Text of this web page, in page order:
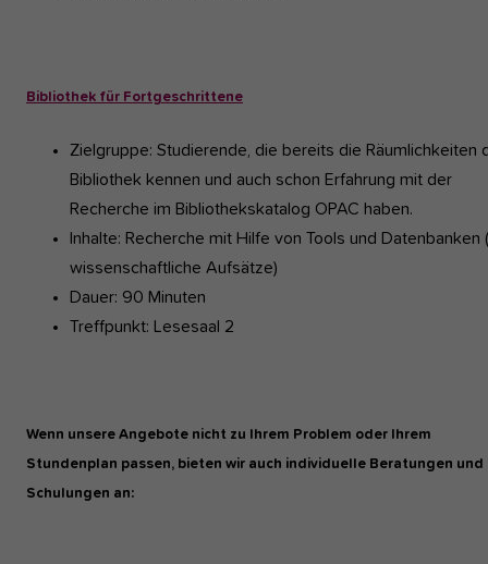
Bibliothek für Fortgeschrittene
Zielgruppe: Studierende, die bereits die Räumlichkeiten
Bibliothek kennen und auch schon Erfahrung mit der
Recherche im Bibliothekskatalog OPAC haben.
Inhalte: Recherche mit Hilfe von Tools und Datenbanken
wissenschaftliche Aufsätze)
Dauer: 90 Minuten
Treffpunkt: Lesesaal 2
Wenn unsere Angebote nicht zu Ihrem Problem oder Ihrem
Stundenplan passen, bieten wir auch individuelle Beratungen und
Schulungen an: